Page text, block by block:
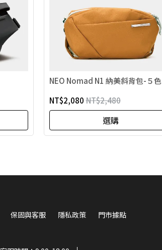
NEO Nomad N1 納美斜背包-５色
NT$2,080 NT$2,480
選購
保固與客服 隱私政策 門市據點